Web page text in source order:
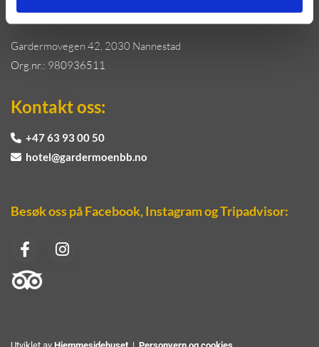
Gardermoen Hotel Bed & Breakfast
Gardermovegen 42, 2030 Nannestad
Org.nr.: 980936511
Kontakt oss:
 +47 63 93 00 50
 hotel@gardermoenbb.no
Besøk oss på Facebook, Instagram og Tripadvisor: